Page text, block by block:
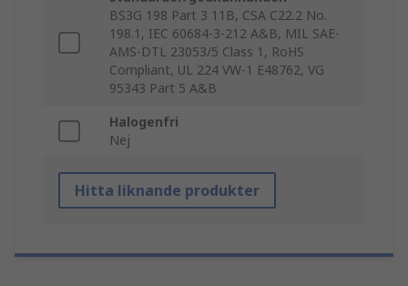
BS3G 198 Part 3 11B, CSA C22.2 No.
198.1, IEC 60684-3-212 A&B, MIL SAE-
AMS-DTL 23053/5 Class 1, RoHS
Compliant, UL 224 VW-1 E48762, VG
95343 Part 5 A&B
Halogenfri
Nej
Hitta liknande produkter